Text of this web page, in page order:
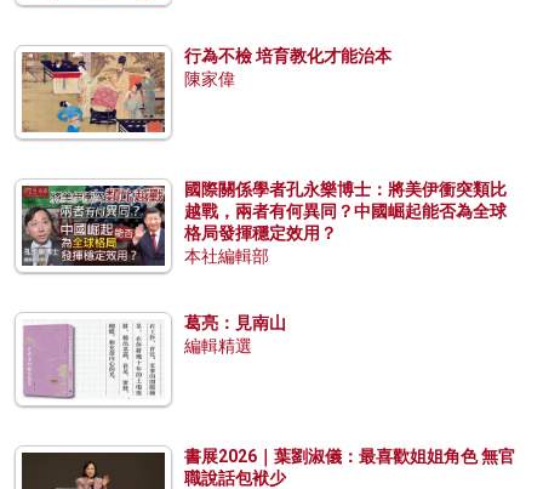
行為不檢 培育教化才能治本
陳家偉
國際關係學者孔永樂博士：將美伊衝突類比
越戰，兩者有何異同？中國崛起能否為全球
格局發揮穩定效用？
本社編輯部
葛亮：見南山
編輯精選
書展2026｜葉劉淑儀：最喜歡姐姐角色 無官
職說話包袱少